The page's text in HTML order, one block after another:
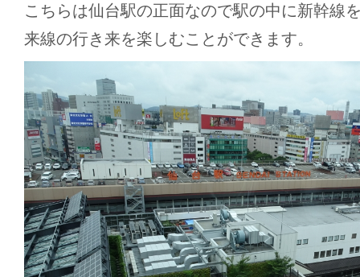
こちらは仙台駅の正面なので駅の中に新幹線
来線の行き来を楽しむことができます。